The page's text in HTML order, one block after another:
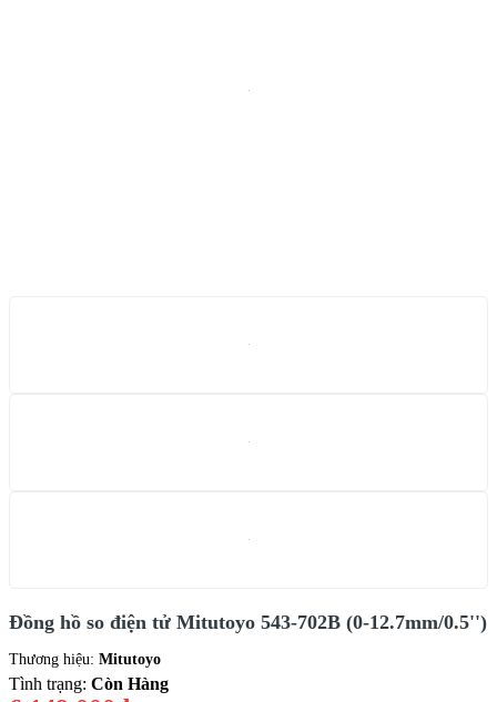
Đồng hồ so điện tử Mitutoyo 543-702B (0-12.7mm/0.5'')
Thương hiệu: Mitutoyo
Tình trạng: Còn Hàng